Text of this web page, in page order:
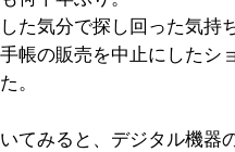
た気分で探し回った気持
帳の販売を中止にしたシ
。
てみると、デジタル機器